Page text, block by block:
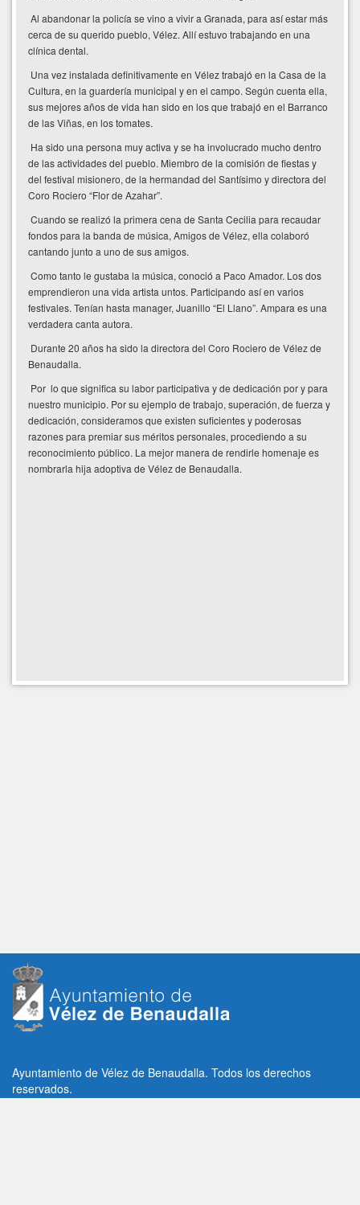
Al abandonar la policía se vino a vivir a Granada, para así estar más
cerca de su querido pueblo, Vélez. Allí estuvo trabajando en una
clínica dental.
Una vez instalada definitivamente en Vélez trabajó en la Casa de la
Cultura, en la guardería municipal y en el campo. Según cuenta ella,
sus mejores años de vida han sido en los que trabajó en el Barranco
de las Viñas, en los tomates.
Ha sido una persona muy activa y se ha involucrado mucho dentro
de las actividades del pueblo. Miembro de la comisión de fiestas y
del festival misionero, de la hermandad del Santísimo y directora del
Coro Rociero “Flor de Azahar”.
Cuando se realizó la primera cena de Santa Cecilia para recaudar
fondos para la banda de música, Amigos de Vélez, ella colaboró
cantando junto a uno de sus amigos.
Como tanto le gustaba la música, conoció a Paco Amador. Los dos
emprendieron una vida artista untos. Participando así en varios
festivales. Tenían hasta manager, Juanillo “El Llano”. Ampara es una
verdadera canta autora.
Durante 20 años ha sido la directora del Coro Rociero de Vélez de
Benaudalla.
Por lo que significa su labor participativa y de dedicación por y para
nuestro municipio. Por su ejemplo de trabajo, superación, de fuerza y
dedicación, consideramos que existen suficientes y poderosas
razones para premiar sus méritos personales, procediendo a su
reconocimiento público. La mejor manera de rendirle homenaje es
nombrarla hija adoptiva de Vélez de Benaudalla.
Ayuntamiento de Vélez de Benaudalla. Todos los derechos
reservados.